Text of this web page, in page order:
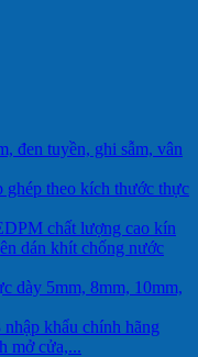
đen tuyền, ghi sẫm, vân
theo kích thước thực
chất lượng cao kín
dán khít chống nước
dày 5mm, 8mm, 10mm,
khẩu chính hãng
mở cửa,...